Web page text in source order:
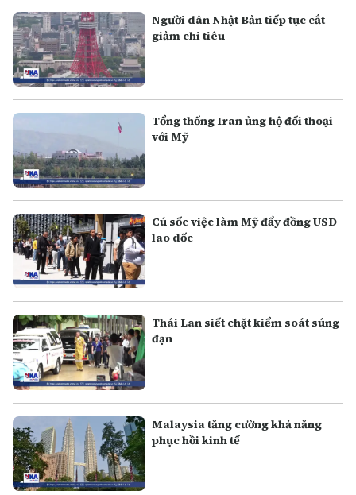
Người dân Nhật Bản tiếp tục cắt
giảm chi tiêu
Tổng thống Iran ủng hộ đối thoại
với Mỹ
Cú sốc việc làm Mỹ đẩy đồng USD
lao dốc
Thái Lan siết chặt kiểm soát súng
đạn
Malaysia tăng cường khả năng
phục hồi kinh tế